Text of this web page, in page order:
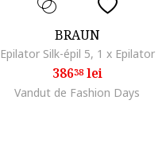
BRAUN
Epilator Silk-épil 5, 1 x Epilator
38638lei
Vandut de Fashion Days